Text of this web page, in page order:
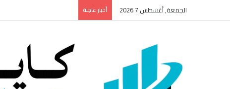
الجمعة, أغسطس 7 2026 أخبار عاجلة